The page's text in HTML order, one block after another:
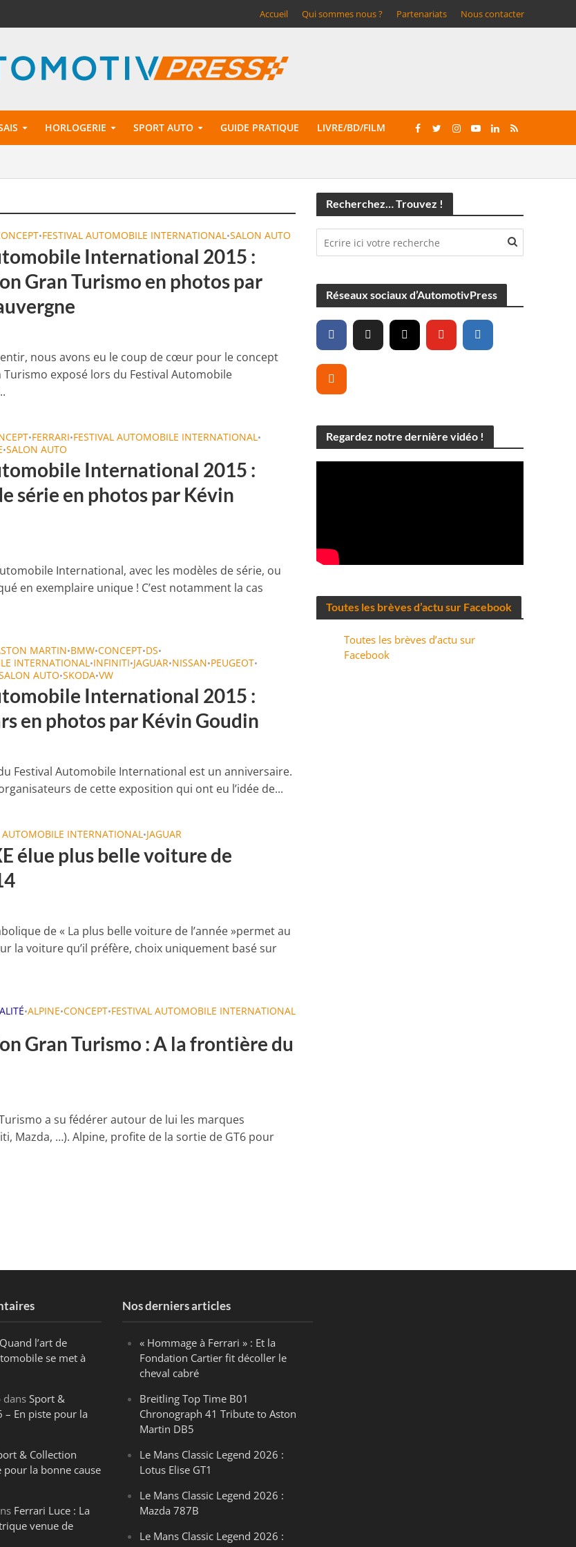
Accueil Qui sommes nous ? Partenariats Nous contacter
HORLOGERIE SPORT AUTO GUIDE PRATIQUE LIVRE/BD/FILM
•FESTIVAL AUTOMOBILE INTERNATIONAL•SALON AUTO
International 2015 :
Gran Turismo en photos par
nous avons eu le coup de cœur pour le concept
Turismo exposé lors du Festival Automobile
•FERRARI•FESTIVAL AUTOMOBILE INTERNATIONAL•
•SALON AUTO
International 2015 :
série en photos par Kévin
International, avec les modèles de série, ou
en exemplaire unique ! C’est notamment la cas
MARTIN•BMW•CONCEPT•DS•
INTERNATIONAL•INFINITI•JAGUAR•NISSAN•PEUGEOT•
AUTO•SKODA•VW
International 2015 :
en photos par Kévin Goudin
Festival Automobile International est un anniversaire.
de cette exposition qui ont eu l’idée de...
AUTOMOBILE INTERNATIONAL•JAGUAR
élue plus belle voiture de
de « La plus belle voiture de l’année »permet au
la voiture qu’il préfère, choix uniquement basé sur
•ALPINE•CONCEPT•FESTIVAL AUTOMOBILE INTERNATIONAL
Gran Turismo : A la frontière du
a su fédérer autour de lui les marques
Mazda, …). Alpine, profite de la sortie de GT6 pour
Recherchez… Trouvez !
Réseaux sociaux d’AutomotivPress
Regardez notre dernière vidéo !
Toutes les brèves d’actu sur Facebook
Toutes les brèves d’actu sur
Facebook
l’art de
se met à
dansSport &
– En piste pour la
& Collection
pour la bonne cause
Ferrari Luce : La
venue de
Nos derniers articles
« Hommage à Ferrari » : Et la
Fondation Cartier fit décoller le
cheval cabré
Breitling Top Time B01
Chronograph 41 Tribute to Aston
Martin DB5
Le Mans Classic Legend 2026 :
Lotus Elise GT1
Le Mans Classic Legend 2026 :
Mazda 787B
Le Mans Classic Legend 2026 :